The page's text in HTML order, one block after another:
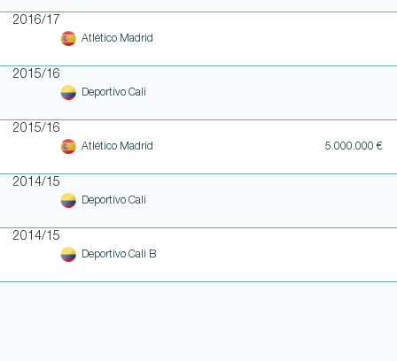
2016/17
Atlético Madrid
2015/16
Deportivo Cali
2015/16
Atlético Madrid 5.000.000 €
2014/15
Deportivo Cali
2014/15
Deportivo Cali B